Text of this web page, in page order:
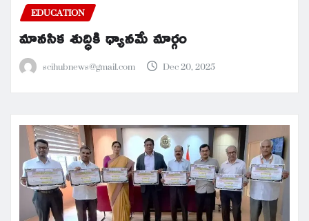
EDUCATION
మానసిక శుద్ధికి ధ్యానమే మార్గం
scihubnews@gmail.com Dec 20, 2025